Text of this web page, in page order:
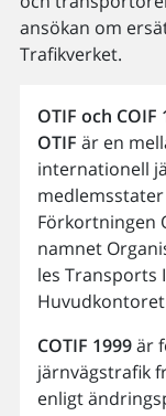
ansökan om
Trafikverket.
OTIF och COIF
OTIF är en
internationell
Förkortningen
namnet
les Transports
Huvudkontoret
COTIF 1999är
järnvägstrafik
enligt